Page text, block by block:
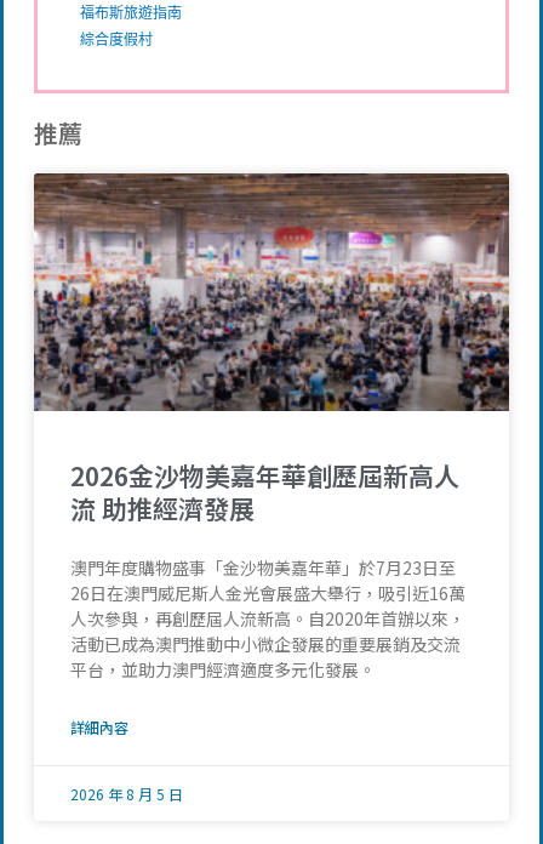
福布斯旅遊指南
綜合度假村
推薦
2026金沙物美嘉年華創歷屆新高人
流 助推經濟發展
澳門年度購物盛事「金沙物美嘉年華」於7月23日至
26日在澳門威尼斯人金光會展盛大舉行，吸引近16萬
人次參與，再創歷屆人流新高。自2020年首辦以來，
活動已成為澳門推動中小微企發展的重要展銷及交流
平台，並助力澳門經濟適度多元化發展。
詳細內容
2026 年 8 月 5 日